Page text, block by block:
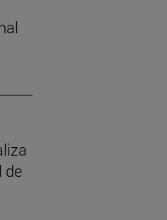
de